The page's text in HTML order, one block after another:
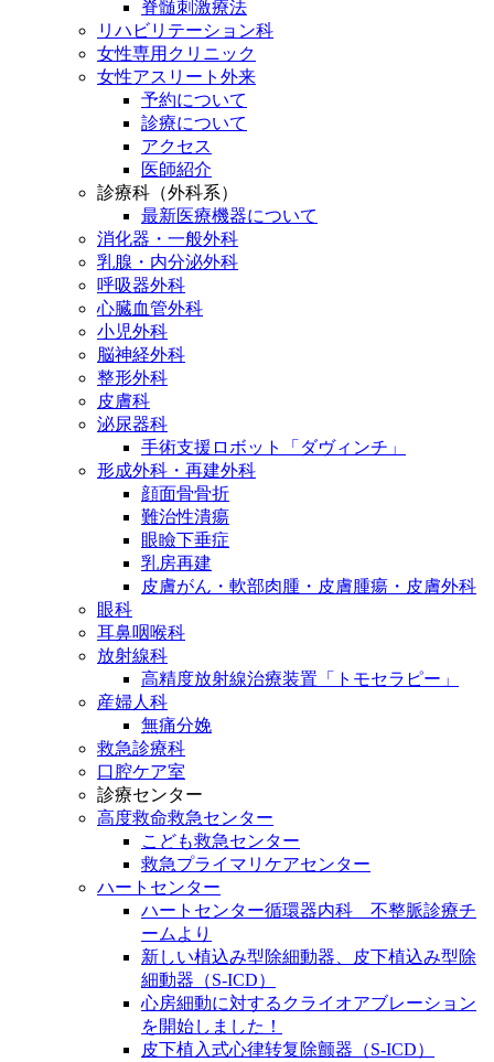
脊髄刺激療法
リハビリテーション科
女性専用クリニック
女性アスリート外来
予約について
診療について
アクセス
医師紹介
診療科（外科系）
最新医療機器について
消化器・一般外科
乳腺・内分泌外科
呼吸器外科
心臓血管外科
小児外科
脳神経外科
整形外科
皮膚科
泌尿器科
手術支援ロボット「ダヴィンチ」
形成外科・再建外科
顔面骨骨折
難治性潰瘍
眼瞼下垂症
乳房再建
皮膚がん・軟部肉腫・皮膚腫瘍・皮膚外科
眼科
耳鼻咽喉科
放射線科
高精度放射線治療装置「トモセラピー」
産婦人科
無痛分娩
救急診療科
口腔ケア室
診療センター
高度救命救急センター
こども救急センター
救急プライマリケアセンター
ハートセンター
ハートセンター循環器内科 不整脈診療チ
ームより
新しい植込み型除細動器、皮下植込み型除
細動器（S-ICD）
心房細動に対するクライオアブレーション
を開始しました！
皮下植入式心律转复除颤器（S-ICD）